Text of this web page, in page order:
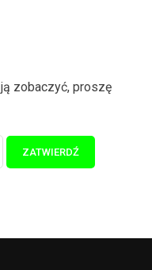
zobaczyć, proszę